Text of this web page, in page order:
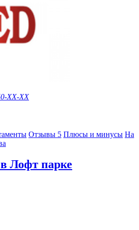
XX-XX
Отзывы 5 Плюсы и минусы На
Лофт парке